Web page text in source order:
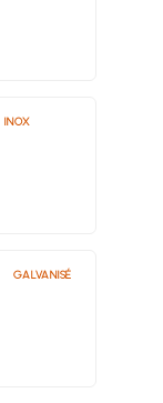
INOX
GALVANISÉ